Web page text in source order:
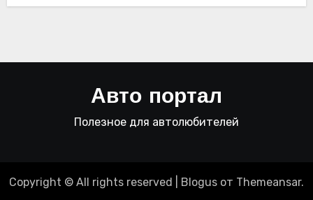
Авто портал
Полезное для автолюбителей
Copyright © All rights reserved Blogus от Themeansar.